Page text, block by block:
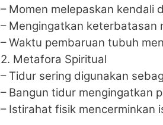
– Momen melepaskan kendali
– Mengingatkan keterbatasan
– Waktu pembaruan tubuh
2. Metafora Spiritual
– Tidur sering digunakan
– Bangun tidur mengingatkan
– Istirahat fisik mencerminkan